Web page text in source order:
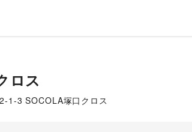
ロス
1-3 SOCOLA塚口クロス